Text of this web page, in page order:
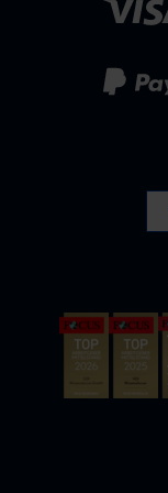
IT & Digitalisierung